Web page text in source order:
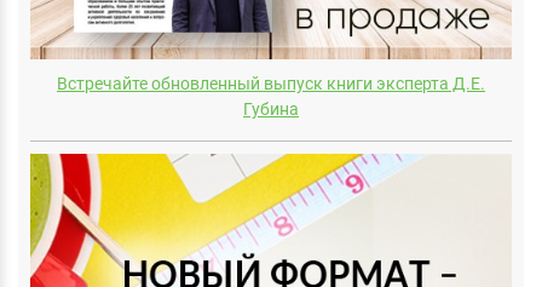
Встречайте обновленный выпуск книги эксперта Д.E.
Губина